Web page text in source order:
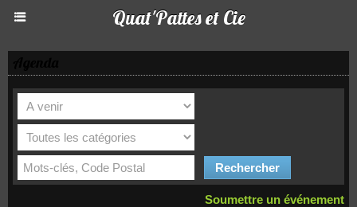
Quat'Pattes et Cie
Soumettre un événement